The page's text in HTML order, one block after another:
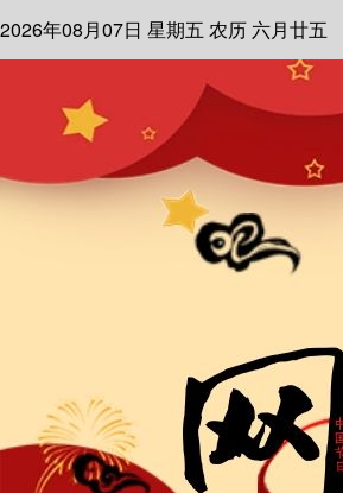
2026年08月07日 星期五 农历 六月廿五